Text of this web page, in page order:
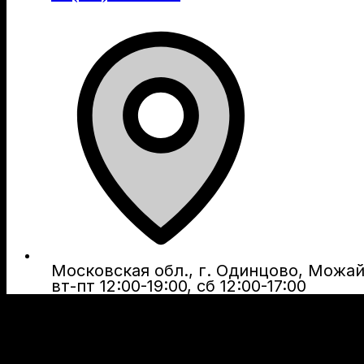
Московская обл., г. Одинцово,
вт-пт 12:00-19:00, сб 12:00-17:00